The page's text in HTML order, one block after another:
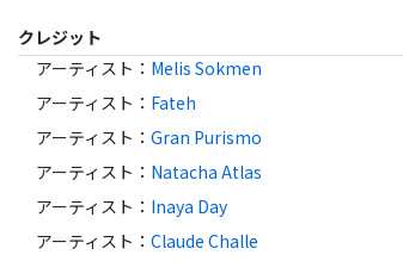
クレジット
アーティスト ： Melis Sokmen
アーティスト ： Fateh
アーティスト ： Gran Purismo
アーティスト ： Natacha Atlas
アーティスト ： Inaya Day
アーティスト ： Claude Challe